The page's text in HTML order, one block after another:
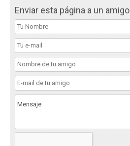
Enviar esta página a un amigo